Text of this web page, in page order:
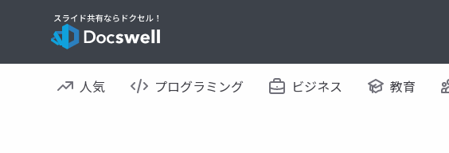
人気 プログラミング ビジネス 教育